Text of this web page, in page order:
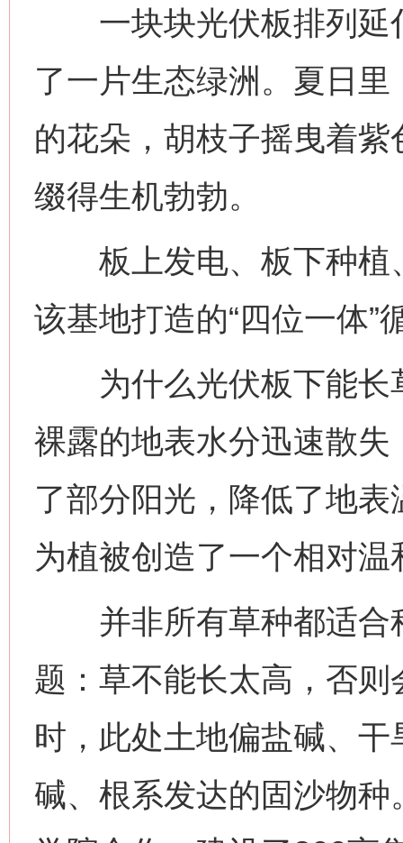
一块块光伏板排列延
了一片生态绿洲。夏日
的花朵，胡枝子摇曳着
缀得生机勃勃。
板上发电、板下种植
该基地打造的“四位一体”
为什么光伏板下能长
裸露的地表水分迅速散
了部分阳光，降低了地
为植被创造了一个相对温
并非所有草种都适合
题：草不能长太高，否
时，此处土地偏盐碱、
碱、根系发达的固沙物